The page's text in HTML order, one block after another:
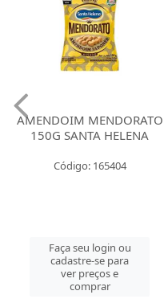
AMENDOIM MENDORATO
150G SANTA HELENA
Código: 165404
Faça seu login ou
cadastre-se para
ver preços e
comprar